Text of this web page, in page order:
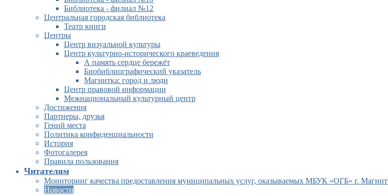
Библиотека - филиал №12
Центральная городская библиотека
Театр книги
Центры
Центр визуальной культуры
Центр культурно-исторического краеведения
А память сердце бережёт
Биобиблиографический указатель
Магнитка: город и люди
Центр правовой информации
Межнациональный культурный центр
Достижения
Партнеры, друзья
Гений места
Политика конфиденциальности
История
Фотогалерея
Правила пользования
Читателям
Мониторинг качества предоставления муниципальных услуг, оказываемых МБУК «ОГБ» г.
Новости